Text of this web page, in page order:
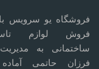
فروشگاه یو سرویس
فروش لوازم
ساختمانی به
فرزان حاتمی آماده